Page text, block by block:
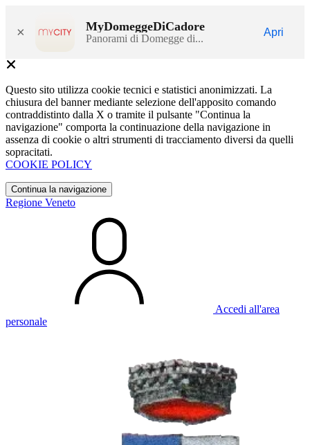
× MyDomeggeDiCadore
Panorami di Domegge di...
Apri
Questo sito utilizza cookie tecnici e statistici anonimizzati. La
chiusura del banner mediante selezione dell'apposito comando
contraddistinto dalla X o tramite il pulsante "Continua la
navigazione" comporta la continuazione della navigazione in
assenza di cookie o altri strumenti di tracciamento diversi da quelli
sopracitati.
COOKIE POLICY
Continua la navigazione
Regione Veneto
Accedi all'area
personale